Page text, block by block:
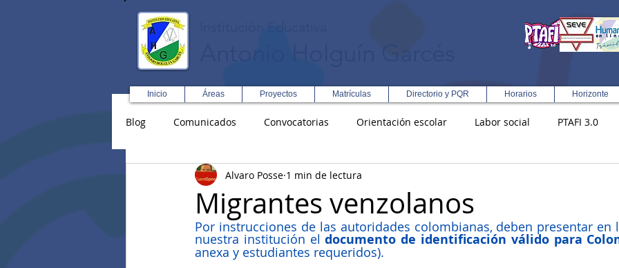
Inicio Áreas Proyectos Matrículas Directorio y PQR Horarios Horizonte
Blog Comunicados Convocatorias Orientación escolar Labor social PTAFI 3.0
Asopadres SENA Formación Integral en Turismo
Educación Física R y D Inglés Rectoría Democracia
Migrantes venzolanos
Alvaro Posse 1 min de lectura
Por instrucciones de las autoridades colombianas, deben presentar en
nuestra institución el documento de identificación válido para
anexa y estudiantes requeridos).